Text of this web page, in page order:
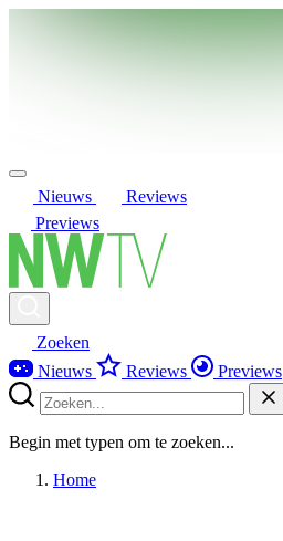
Nieuws
Reviews
Previews
Zoeken
Nieuws
Reviews Previews
Begin met typen om te zoeken...
Home